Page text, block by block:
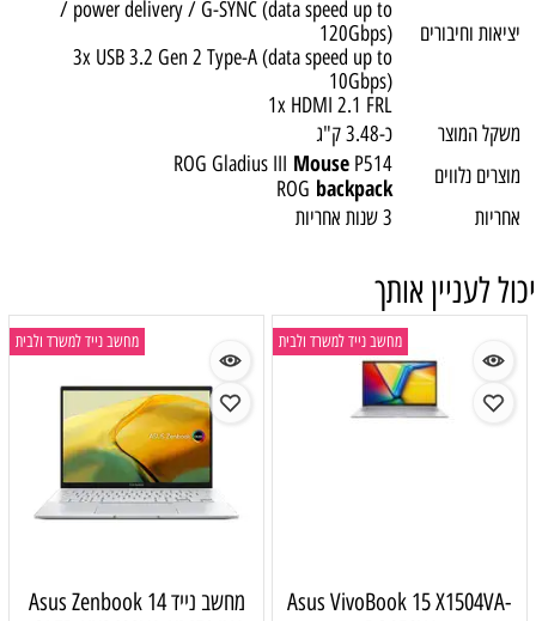
יציאות וחיבורים
/ power delivery / G-SYNC (data speed up to
120Gbps)
3x USB 3.2 Gen 2 Type-A (data speed up to
10Gbps)
1x HDMI 2.1 FRL
משקל המוצר
כ-3.48 ק"ג
מוצרים נלווים
ROG Gladius III Mouse P514
ROG backpack
אחריות 3 שנות אחריות
יכול לעניין אותך
מחשב נייד למשרד ולבית
Asus VivoBook 15 X1504VA-
מחשב נייד למשרד ולבית
מחשב נייד Asus Zenbook 14